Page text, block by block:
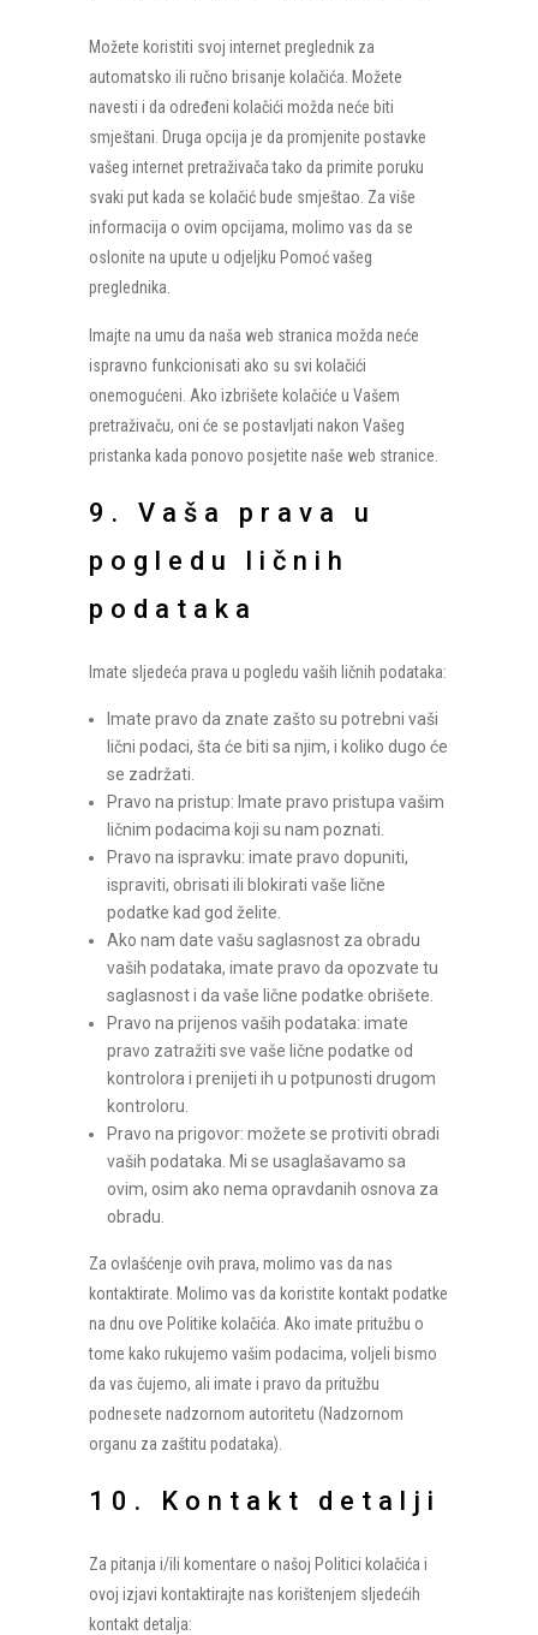
Možete koristiti svoj internet preglednik za
automatsko ili ručno brisanje kolačića. Možete
navesti i da određeni kolačići možda neće biti
smještani. Druga opcija je da promjenite postavke
vašeg internet pretraživača tako da primite poruku
svaki put kada se kolačić bude smještao. Za više
informacija o ovim opcijama, molimo vas da se
oslonite na upute u odjeljku Pomoć vašeg
preglednika.
Imajte na umu da naša web stranica možda neće
ispravno funkcionisati ako su svi kolačići
onemogućeni. Ako izbrišete kolačiće u Vašem
pretraživaču, oni će se postavljati nakon Vašeg
pristanka kada ponovo posjetite naše web stranice.
9. Vaša prava u
pogledu ličnih
podataka
Imate sljedeća prava u pogledu vaših ličnih podataka:
Imate pravo da znate zašto su potrebni vaši
lični podaci, šta će biti sa njim, i koliko dugo će
se zadržati.
Pravo na pristup: Imate pravo pristupa vašim
ličnim podacima koji su nam poznati.
Pravo na ispravku: imate pravo dopuniti,
ispraviti, obrisati ili blokirati vaše lične
podatke kad god želite.
Ako nam date vašu saglasnost za obradu
vaših podataka, imate pravo da opozvate tu
saglasnost i da vaše lične podatke obrišete.
Pravo na prijenos vaših podataka: imate
pravo zatražiti sve vaše lične podatke od
kontrolora i prenijeti ih u potpunosti drugom
kontroloru.
Pravo na prigovor: možete se protiviti obradi
vaših podataka. Mi se usaglašavamo sa
ovim, osim ako nema opravdanih osnova za
obradu.
Za ovlašćenje ovih prava, molimo vas da nas
kontaktirate. Molimo vas da koristite kontakt podatke
na dnu ove Politike kolačića. Ako imate pritužbu o
tome kako rukujemo vašim podacima, voljeli bismo
da vas čujemo, ali imate i pravo da pritužbu
podnesete nadzornom autoritetu (Nadzornom
organu za zaštitu podataka).
10. Kontakt detalji
Za pitanja i/ili komentare o našoj Politici kolačića i
ovoj izjavi kontaktirajte nas korištenjem sljedećih
kontakt detalja: